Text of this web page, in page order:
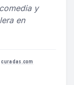
y
en
curadas.com